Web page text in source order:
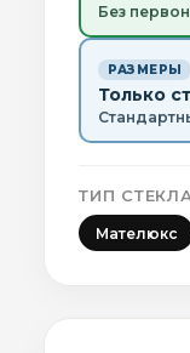
Без
РАЗМЕРЫ
Только
ТИП
Мателюкс